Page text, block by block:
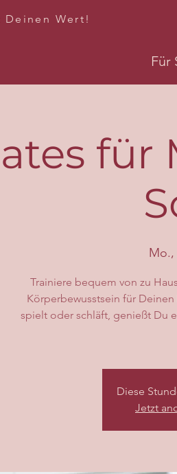
Deinen Wert!
Für
für
Mo.,
Trainiere bequem von zu
Körperbewusstsein für
spielt oder schläft, genießt Du
Diese
Jetzt